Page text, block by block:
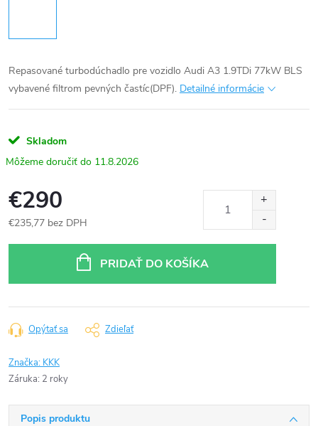
Repasované turbodúchadlo pre vozidlo Audi A3 1.9TDi 77kW BLS
vybavené filtrom pevných častíc(DPF). Detailné informácie
Skladom
11.8.2026
€290
€235,77 bez DPH
PRIDAŤ DO KOŠÍKA
Opýtať sa Zdieľať
Značka: KKK
Záruka: 2 roky
Popis produktu